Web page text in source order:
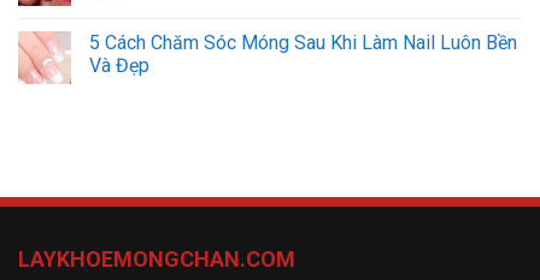
5 Cách Chăm Sóc Móng Sau Khi Làm Nail Luôn Bền
Và Đẹp
LAYKHOEMONGCHAN.COM